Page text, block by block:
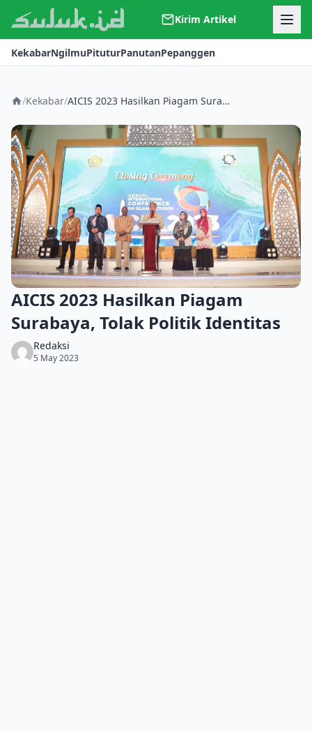
Kirim Artikel
Kerjasama
Kontak
KekabarNgilmuPituturPanutanPepanggen
/Kekabar/ AICIS 2023 Hasilkan Piagam Surabaya, Tolak Politik Identitas
AICIS 2023 Hasilkan Piagam
Surabaya, Tolak Politik Identitas
Redaksi
5 May 2023